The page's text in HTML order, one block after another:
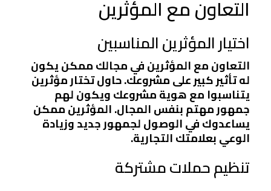
التعاون مع المؤثرين
اختيار المؤثرين المناسبين
التعاون مع المؤثرين في مجالك ممكن يكون
له تأثير كبير على مشروعك. حاول تختار مؤثرين
يتناسبوا مع هوية مشروعك ويكون لهم
جمهور مهتم بنفس المجال. المؤثرين ممكن
يساعدوك في الوصول لجمهور جديد وزيادة
الوعي بعلامتك التجارية.
تنظيم حملات مشتركة